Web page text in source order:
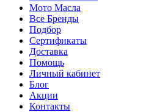
Мото Масла
Все Бренды
Подбор
Сертификаты
Доставка
Помощь
Личный кабинет
Блог
Акции
Контакты